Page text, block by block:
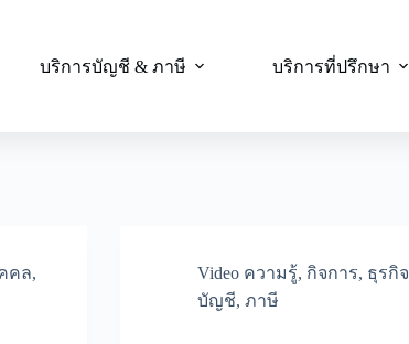
บริการบัญชี & ภาษี บริการที่ปรึกษา
คล,
Video ความรู้, กิจการ, ธุรกิจ
บัญชี,ภาษี